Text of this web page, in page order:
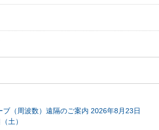
ブ（周波数）遠隔のご案内 2026年8月23日
土）